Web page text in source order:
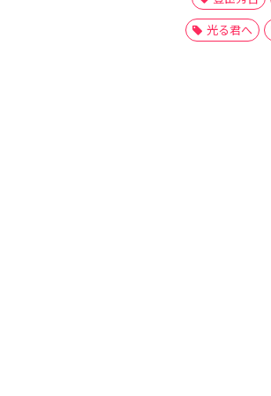
光る君へ